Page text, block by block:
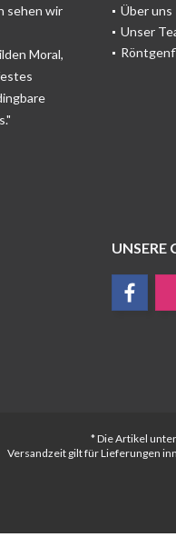
sehen wir
Moral,
Über uns
Unser
UNSERE
* Die Artikel
Versandzeit gilt für Lieferungen